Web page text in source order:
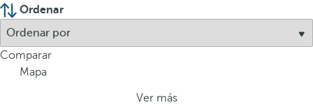
Ordenar
Comparar
Mapa
Ver más